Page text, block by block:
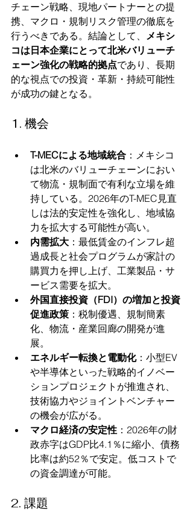
チェーン戦略、現地パートナーとの提
携、マクロ・規制リスク管理の徹底を
行うべきである。結論として、 メキシ
コは日本企業にとって北米バリューチ
ェーン強化の戦略的拠点であり、長期
的な視点での投資・革新・持続可能性
が成功の鍵となる。
1. 機会
T-MECによる地域統合 ：メキシコ
は北米のバリューチェーンにおい
て物流・規制面で有利な立場を維
持している。2026年のT-MEC見直
しは法的安定性を強化し、地域協
力を拡大する可能性が高い。
内需拡大 ：最低賃金のインフレ超
過成長と社会プログラムが家計の
購買力を押し上げ、工業製品・サ
ービス需要を拡大。
外国直接投資（FDI）の増加と投資
促進政策 ：税制優遇、規制簡素
化、物流・産業回廊の開発が進
展。
エネルギー転換と電動化：小型EV
や半導体といった戦略的イノベー
ションプロジェクトが推進され、
技術協力やジョイントベンチャー
の機会が広がる。
マクロ経済の安定性 ：2026年の財
政赤字はGDP比4.1％に縮小、債務
比率は約52％で安定。低コストで
の資金調達が可能。
2. 課題